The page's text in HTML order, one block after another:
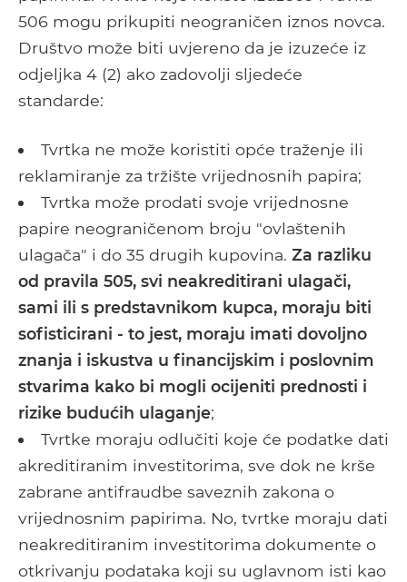
506 mogu prikupiti neograničen iznos novca.
Društvo može biti uvjereno da je izuzeće iz
odjeljka 4 (2) ako zadovolji sljedeće
standarde:
Tvrtka ne može koristiti opće traženje ili
reklamiranje za tržište vrijednosnih papira;
Tvrtka može prodati svoje vrijednosne
papire neograničenom broju "ovlaštenih
ulagača" i do 35 drugih kupovina. Za razliku
od pravila 505, svi neakreditirani ulagači,
sami ili s predstavnikom kupca, moraju biti
sofisticirani - to jest, moraju imati dovoljno
znanja i iskustva u financijskim i poslovnim
stvarima kako bi mogli ocijeniti prednosti i
rizike budućih ulaganje;
Tvrtke moraju odlučiti koje će podatke dati
akreditiranim investitorima, sve dok ne krše
zabrane antifraudbe saveznih zakona o
vrijednosnim papirima. No, tvrtke moraju dati
neakreditiranim investitorima dokumente o
otkrivanju podataka koji su uglavnom isti kao